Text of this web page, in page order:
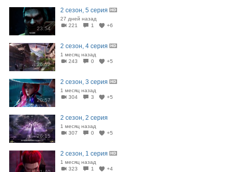
23:54
2 сезон, 5 серия
27 дней назад
221
1 +6
26:52
2 сезон, 4 серия
1 месяц назад
243
0 +5
20:57
2 сезон, 3 серия
1 месяц назад
304
3 +5
26:15
2 сезон, 2 серия
1 месяц назад
307
0 +5
2 сезон, 1 серия
1 месяц назад
323
1 +4